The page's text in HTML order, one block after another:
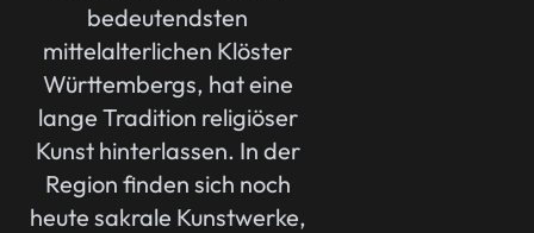
bedeutendsten
mittelalterlichen Klöster
Württembergs, hat eine
lange Tradition religiöser
Kunst hinterlassen. In der
Region finden sich noch
heute sakrale Kunstwerke,